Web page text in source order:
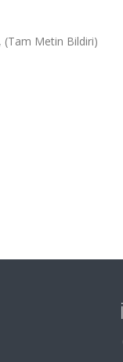
(Tam Metin Bildiri)